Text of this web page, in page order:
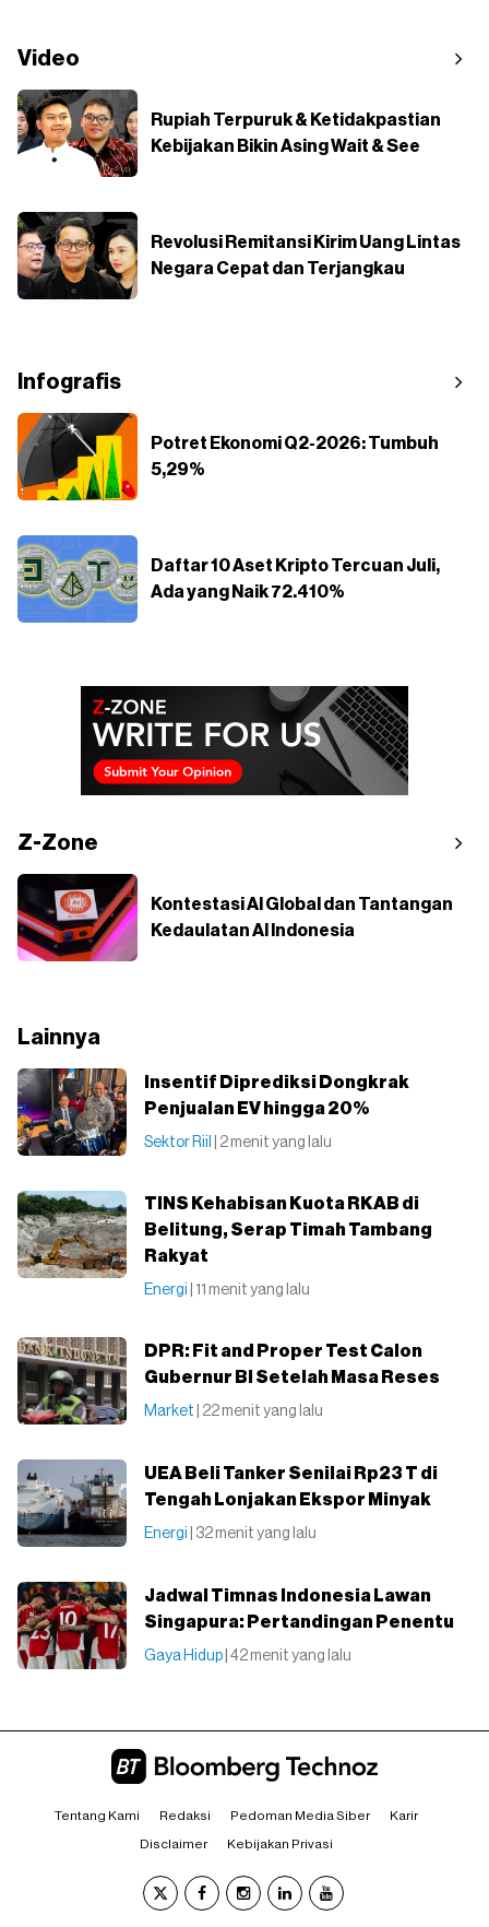
Video
Rupiah Terpuruk & Ketidakpastian
Kebijakan Bikin Asing Wait & See
Revolusi Remitansi Kirim Uang Lintas
Negara Cepat dan Terjangkau
Infografis
Potret Ekonomi Q2-2026: Tumbuh
5,29%
Daftar 10 Aset Kripto Tercuan Juli,
Ada yang Naik 72.410%
Z-Zone
Kontestasi AI Global dan Tantangan
Kedaulatan AI Indonesia
Lainnya
Insentif Diprediksi Dongkrak
Penjualan EV hingga 20%
Sektor Riil | 2 menit yang lalu
TINS Kehabisan Kuota RKAB di
Belitung, Serap Timah Tambang
Rakyat
Energi | 11 menit yang lalu
DPR: Fit and Proper Test Calon
Gubernur BI Setelah Masa Reses
Market | 22 menit yang lalu
UEA Beli Tanker Senilai Rp23 T di
Tengah Lonjakan Ekspor Minyak
Energi | 32 menit yang lalu
Jadwal Timnas Indonesia Lawan
Singapura: Pertandingan Penentu
Gaya Hidup | 42 menit yang lalu
Tentang Kami Redaksi Pedoman Media Siber Karir
Disclaimer Kebijakan Privasi